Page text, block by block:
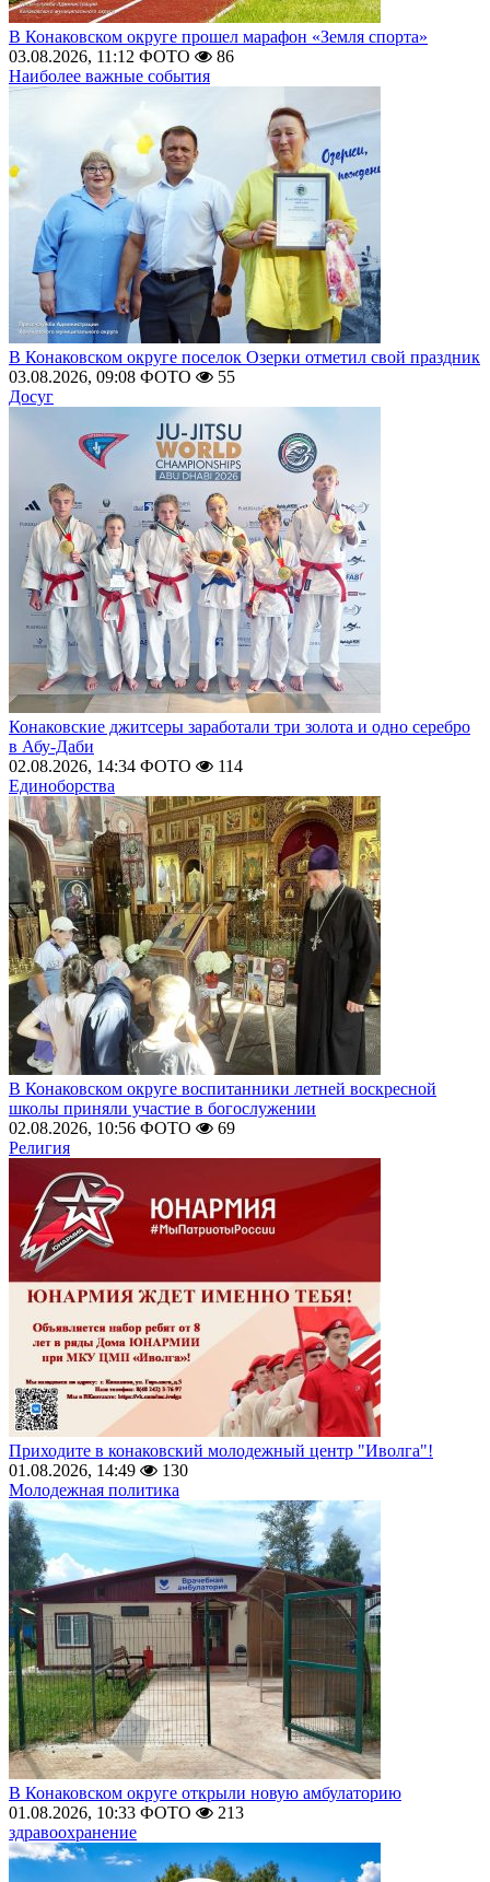
В Конаковском округе прошел марафон «Земля спорта»
03.08.2026, 11:12 ФОТО
86
Наиболее важные события
В Конаковском округе поселок Озерки отметил свой праздник
03.08.2026, 09:08 ФОТО
55
Досуг
Конаковские джитсеры заработали три золота и одно серебро
в Абу-Даби
02.08.2026, 14:34 ФОТО
114
Единоборства
В Конаковском округе воспитанники летней воскресной
школы приняли участие в богослужении
02.08.2026, 10:56 ФОТО
69
Религия
Приходите в конаковский молодежный центр "Иволга"!
01.08.2026, 14:49
130
Молодежная политика
В Конаковском округе открыли новую амбулаторию
01.08.2026, 10:33 ФОТО
213
здравоохранение